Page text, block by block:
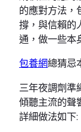
的應對方法，
撐，與信賴的
通，做一些本
包養網總猜忌
三年夜調劑準
傾聽主流的聲
詳細做法如下: